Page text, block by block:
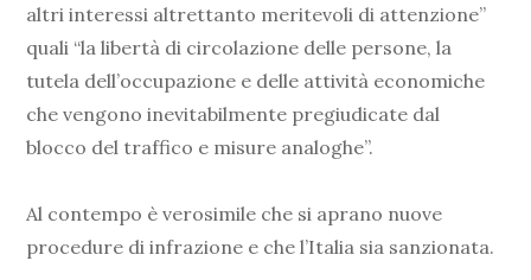
altri interessi altrettanto meritevoli di attenzione”
quali “la libertà di circolazione delle persone, la
tutela dell’occupazione e delle attività economiche
che vengono inevitabilmente pregiudicate dal
blocco del traffico e misure analoghe”.
Al contempo è verosimile che si aprano nuove
procedure di infrazione e che l’Italia sia sanzionata.